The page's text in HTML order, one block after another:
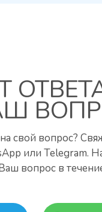
свой вопрос?
или Telegram.
вопрос в